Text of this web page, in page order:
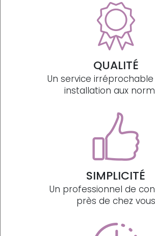
QUALITÉ
Un service
installation aux
SIMPLICITÉ
Un professionnel de
près de chez vous